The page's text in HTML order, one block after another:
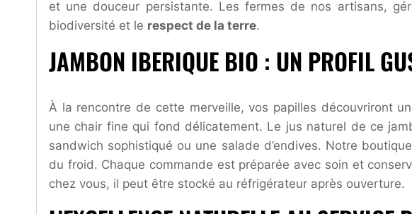
et une douceur persistante. Les fermes de nos artisans,
biodiversité et le respect de la terre.
JAMBON IBERIQUE BIO : UN PROFIL
À la rencontre de cette merveille, vos papilles découvriront
une chair fine qui fond délicatement. Le jus naturel de ce
sandwich sophistiqué ou une salade d’endives. Notre
du froid. Chaque commande est préparée avec soin et
chez vous, il peut être stocké au réfrigérateur après ouverture.